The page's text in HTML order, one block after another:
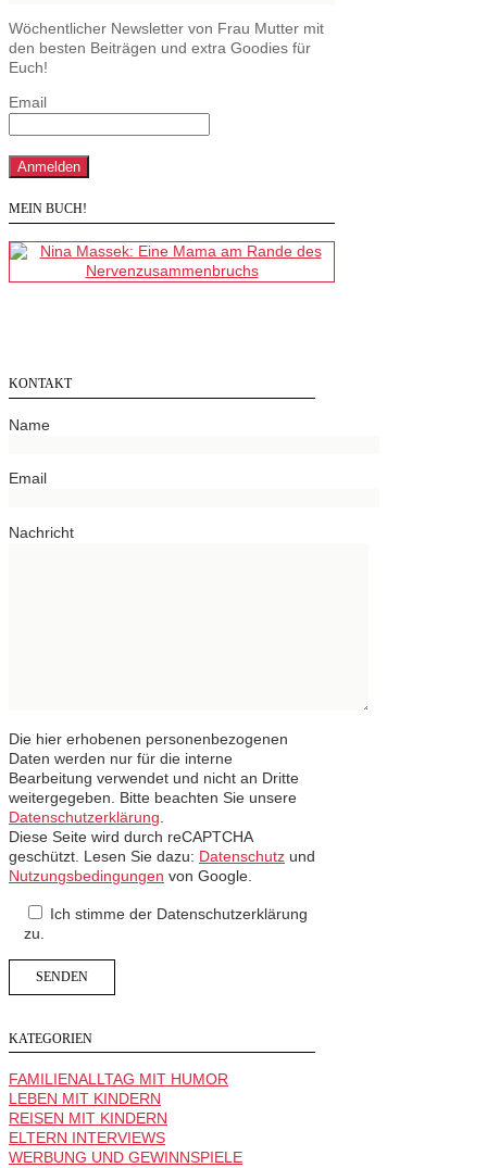
Wöchentlicher Newsletter von Frau Mutter mit
den besten Beiträgen und extra Goodies für
Euch!
Email
MEIN BUCH!
KONTAKT
Name
Email
Nachricht
Die hier erhobenen personenbezogenen
Daten werden nur für die interne
Bearbeitung verwendet und nicht an Dritte
weitergegeben. Bitte beachten Sie unsere
Datenschutzerklärung.
Diese Seite wird durch reCAPTCHA
geschützt. Lesen Sie dazu: Datenschutz und
Nutzungsbedingungen von Google.
Ich stimme der Datenschutzerklärung
zu.
KATEGORIEN
FAMILIENALLTAG MIT HUMOR
LEBEN MIT KINDERN
REISEN MIT KINDERN
ELTERN INTERVIEWS
WERBUNG UND GEWINNSPIELE